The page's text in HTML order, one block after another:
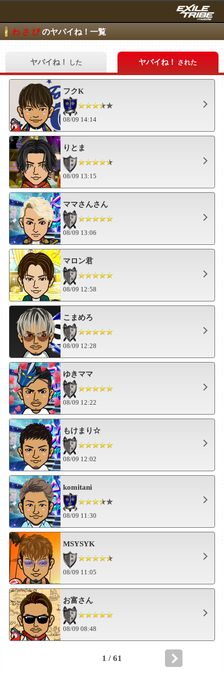
わ さ びのヤバイね！一覧
ヤバイね！ した ヤバイね！ された
フクK
08/09 14:14
りとま
08/09 13:15
ママさんさん
08/09 13:06
マロン君
08/09 12:58
こまめろ
08/09 12:28
ゆきママ
08/09 12:22
もけまり☆
08/09 12:02
komitani
08/09 11:30
MSYSYK
08/09 11:05
お富さん
08/09 08:48
1 / 61